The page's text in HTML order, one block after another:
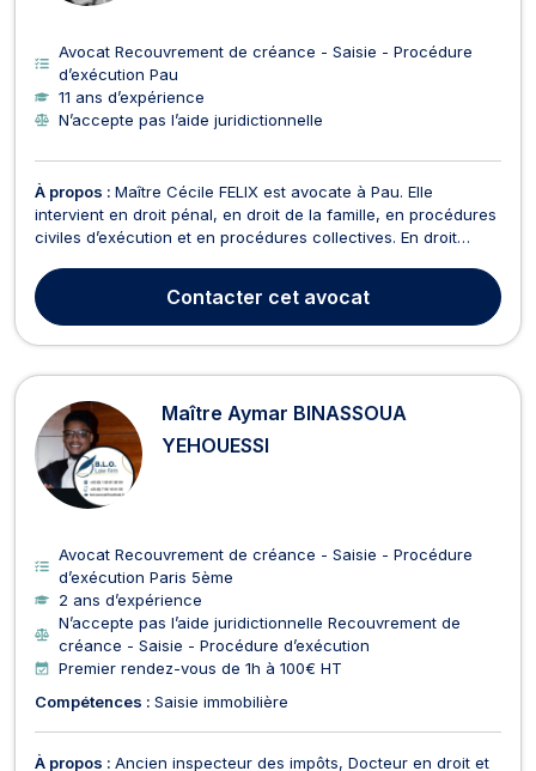
Avocat Recouvrement de créance - Saisie - Procédure
d’exécution Pau
11 ans d’expérience
N’accepte pas l’aide juridictionnelle
À propos : Maître Cécile FELIX est avocate à Pau. Elle
intervient en droit pénal, en droit de la famille, en procédures
civiles d’exécution et en procédures collectives. En droit
en cas d’infractions pénales comme des contraventions, des
délits et des crimes. Que vous soyez vict...
Contacter cet avocat
Maître Aymar BINASSOUA
YEHOUESSI
Avocat Recouvrement de créance - Saisie - Procédure
d’exécution Paris 5ème
2 ans d’expérience
N’accepte pas l’aide juridictionnelle Recouvrement de
créance - Saisie - Procédure d’exécution
Premier rendez-vous de 1h à 100€ HT
Compétences : Saisie immobilière
À propos : Ancien inspecteur des impôts, Docteur en droit et